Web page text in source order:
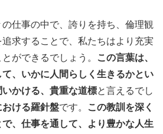
仕事の中で、誇りを持ち、倫理観
求することで、私たちはより充実
ができるでしょう。
この言葉は、
、いかに人間らしく生きるかとい
かける、貴重な道標と言えるでし
おける羅針盤です。
この教訓を深く
、仕事を通して、より豊かな人生